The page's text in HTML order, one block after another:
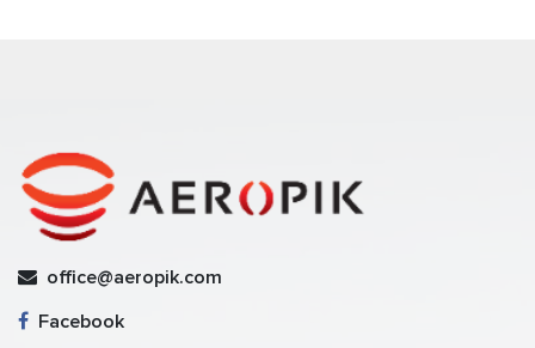
office@aeropik.com
Facebook